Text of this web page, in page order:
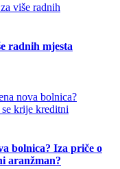
radnih mjesta
bolnica? Iza priče o
aranžman?